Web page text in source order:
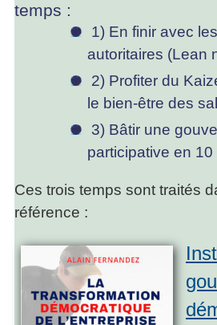
temps :
1) En finir avec
autoritaires (Lean
2) Profiter du
le bien-être des
3) Bâtir une
participative en 10
Ces trois temps sont traités
référence :